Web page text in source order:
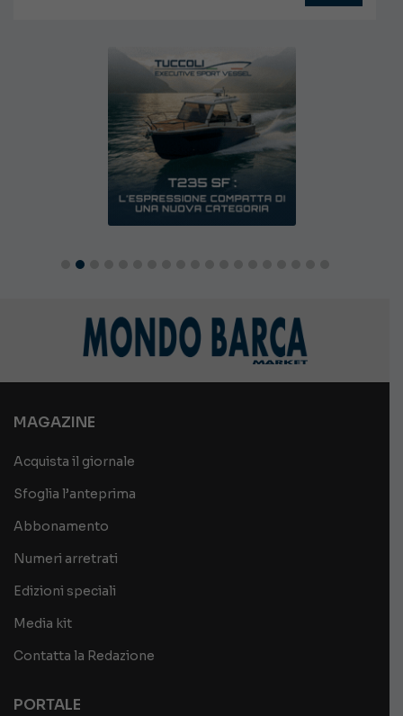
MAGAZINE
Acquista il giornale
Sfoglia l’anteprima
Abbonamento
Numeri arretrati
Edizioni speciali
Media kit
Contatta la Redazione
PORTALE